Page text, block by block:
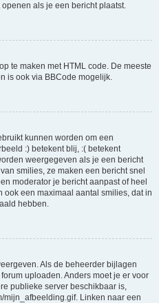
als je een bericht plaatst.
te maken met HTML code. De meeste
is ook via BBCode mogelijk.
kunnen worden om een
:) betekent blij, :( betekent
weergegeven als je een bericht
smilies, ze maken een bericht snel
moderator je bericht aanpast of heel
een maximaal aantal smilies, dat in
hebben.
Als de beheerder bijlagen
uploaden. Anders moet je er voor
publieke server beschikbaar is,
mijn_afbeelding.gif. Linken naar een